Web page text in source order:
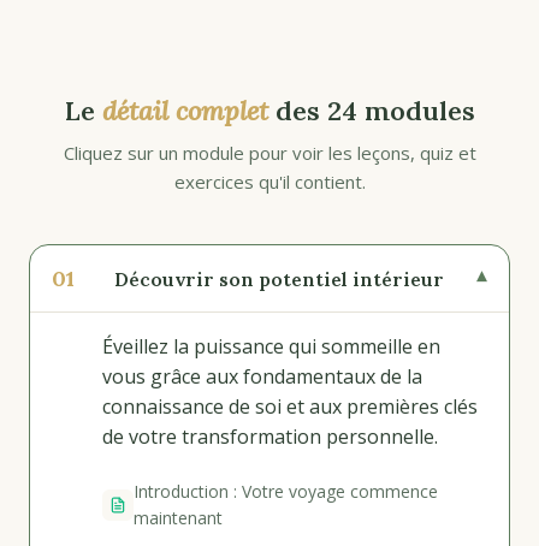
Le détail completdes 24 modules
Cliquez sur un module pour voir les leçons, quiz et
exercices qu'il contient.
01 Découvrir son potentiel intérieur ▾
Éveillez la puissance qui sommeille en
vous grâce aux fondamentaux de la
connaissance de soi et aux premières clés
de votre transformation personnelle.
Introduction : Votre voyage commence
maintenant